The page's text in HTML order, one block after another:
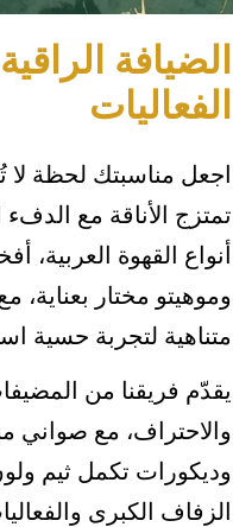
الضيافة
الفعاليات
اجعل مناسبتك لحظة
تمتزج الأناقة مع
أنواع القهوة العربية،
وموهيتو مختار
متناهية لتجربة حسية
يقدّم فريقنا من
والاحتراف، مع صواني
وديكورات تكمل ثيم
الزفاف الكبرى